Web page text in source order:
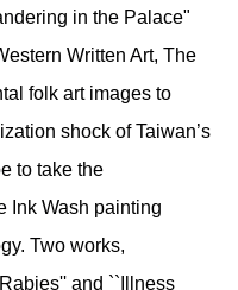
in the Palace"
Written Art, The
folk art images to
shock of Taiwan’s
to take the
Ink Wash painting
Two works,
and ``Illness